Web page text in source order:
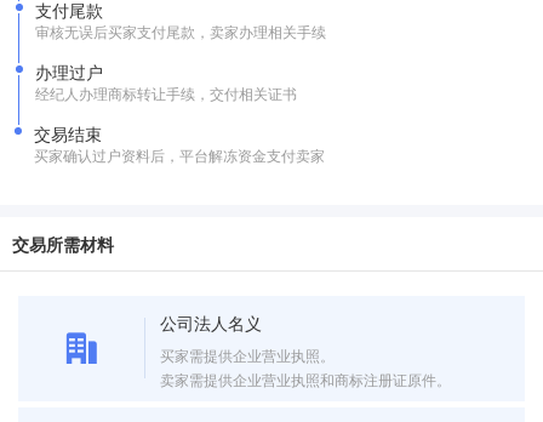
支付尾款
审核无误后买家支付尾款，卖家办理相关手续
办理过户
经纪人办理商标转让手续，交付相关证书
交易结束
买家确认过户资料后，平台解冻资金支付卖家
交易所需材料
公司法人名义
买家需提供企业营业执照。
卖家需提供企业营业执照和商标注册证原件。